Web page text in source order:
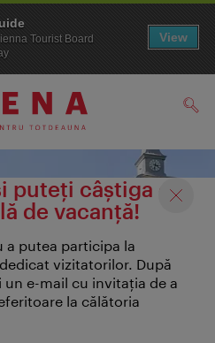
puteți câștiga o
de vacanță!
putea participa la
vizitatorilor. După
e-mail cu invitația de a
la călătoria
Tourist Board
View